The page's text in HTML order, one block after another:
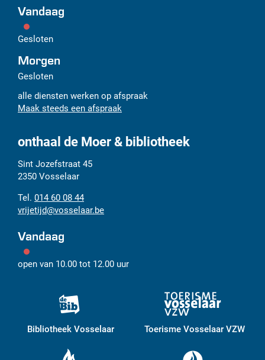
Vandaag
Gesloten
Morgen
Gesloten
alle diensten werken op afspraak
Maak steeds een afspraak
onthaal de Moer & bibliotheek
Adres
Sint Jozefstraat 45
2350 Vosselaar
Tel.
014 60 08 44
E-
mail
vrijetijd@vosselaar.be
Vandaag
open van 10.00 tot 12.00 uur
Bibliotheek Vosselaar Toerisme Vosselaar VZW